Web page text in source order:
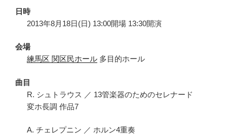
日時
2013年8月18日(日) 13:00開場 13:30開演
会場
練馬区 関区民ホール多目的ホール
曲目
R. シュトラウス ／ 13管楽器のためのセレナード
変ホ長調 作品7
A. チェレプニン ／ ホルン4重奏